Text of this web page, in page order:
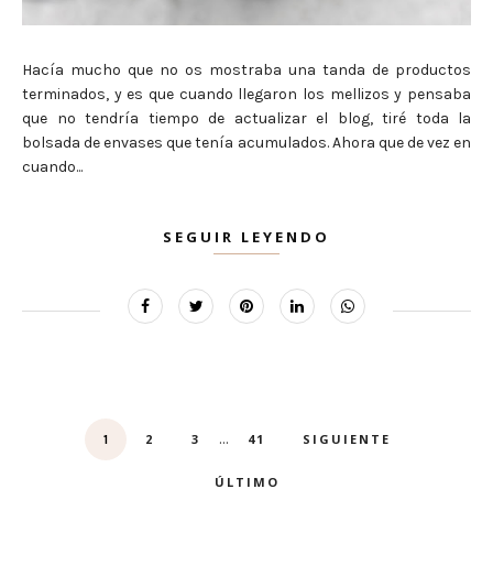
Hacía mucho que no os mostraba una tanda de productos
terminados, y es que cuando llegaron los mellizos y pensaba
que no tendría tiempo de actualizar el blog, tiré toda la
bolsada de envases que tenía acumulados. Ahora que de vez en
cuando...
SEGUIR LEYENDO
1 2 3 ... 41 SIGUIENTE
ÚLTIMO